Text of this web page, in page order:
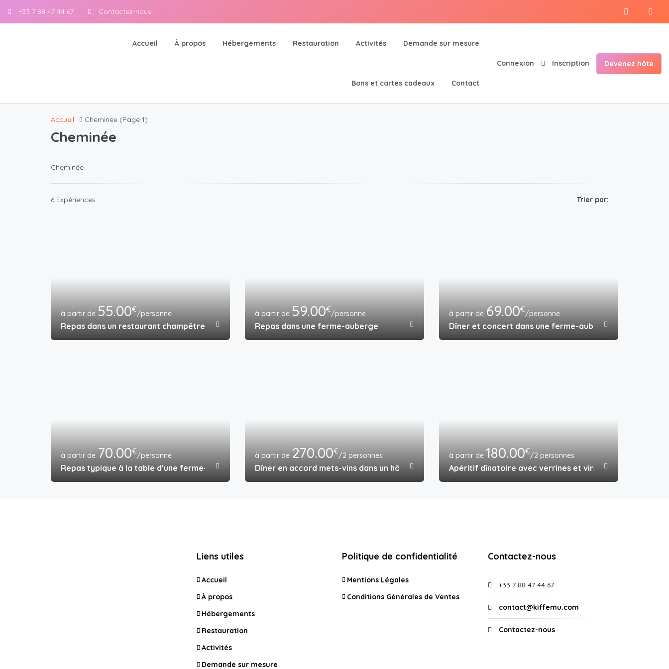
+33 7 88 47 44 67 Contactez-nous
Accueil À propos Hébergements Restauration Activités Demande sur mesure
Bons et cartes cadeaux Contact
Connexion Inscription Devenez hôte
Accueil Cheminée (Page 1)
Cheminée
Cheminée
6 Expériences Trier par:
55.00€/personne
Repas dans un restaurant champêtre
59.00€/personne
Repas dans une ferme-auberge
69.00€/personne
Dîner et concert dans une ferme-auberge
70.00€/personne
Repas typique à la table d’une ferme-auberge
270.00€/2 personnes
Dîner en accord mets-vins dans un hôtel 4*
180.00€/2 personnes
Apéritif dînatoire avec verrines et vin rosé dans un hôtel
Liens utiles
Accueil
À propos
Hébergements
Restauration
Activités
Demande sur mesure
Politique de confidentialité
Mentions Légales
Conditions Générales de Ventes
Contactez-nous
+33 7 88 47 44 67
contact@kiffemu.com
Contactez-nous